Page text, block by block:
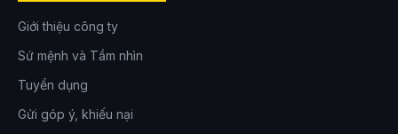
Hỗ trợ phục hồi dữ liệu – Lexar Recovery Tool
Thẻ nhớ SDXC Lexar Professional Silver Plus đi kèm phần mềm khôi
Giới thiệu công ty
Sứ mệnh và Tầm nhìn
Tuyển dụng
Gửi góp ý, khiếu nại